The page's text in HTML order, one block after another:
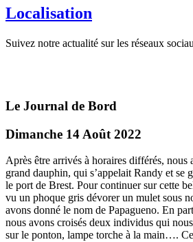
Localisation
Suivez notre actualité sur les réseaux
Le Journal de Bord
Dimanche 14 Août 2022
Après être arrivés à horaires différés, nous
grand dauphin, qui s’appelait Randy et se
le port de Brest. Pour continuer sur cette
vu un phoque gris dévorer un mulet sous
avons donné le nom de Papagueno. En
nous avons croisés deux individus qui
sur le ponton, lampe torche à la main….